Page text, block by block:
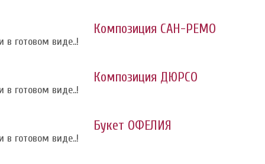
в готовом виде..!
Композиция САН-РЕМО
в готовом виде..!
Композиция ДЮРСО
в готовом виде..!
Букет ОФЕЛИЯ